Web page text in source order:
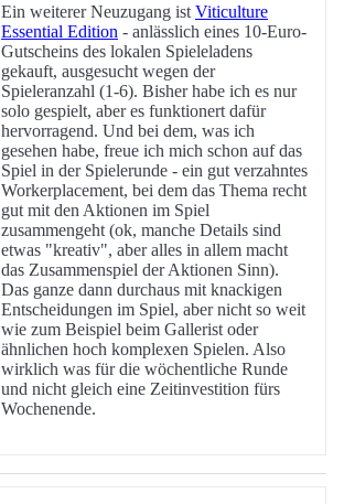
Ein weiterer Neuzugang ist Viticulture
Essential Edition - anlässlich eines 10-Euro-
Gutscheins des lokalen Spieleladens
gekauft, ausgesucht wegen der
Spieleranzahl (1-6). Bisher habe ich es nur
solo gespielt, aber es funktionert dafür
hervorragend. Und bei dem, was ich
gesehen habe, freue ich mich schon auf das
Spiel in der Spielerunde - ein gut verzahntes
Workerplacement, bei dem das Thema recht
gut mit den Aktionen im Spiel
zusammengeht (ok, manche Details sind
etwas "kreativ", aber alles in allem macht
das Zusammenspiel der Aktionen Sinn).
Das ganze dann durchaus mit knackigen
Entscheidungen im Spiel, aber nicht so weit
wie zum Beispiel beim Gallerist oder
ähnlichen hoch komplexen Spielen. Also
wirklich was für die wöchentliche Runde
und nicht gleich eine Zeitinvestition fürs
Wochenende.